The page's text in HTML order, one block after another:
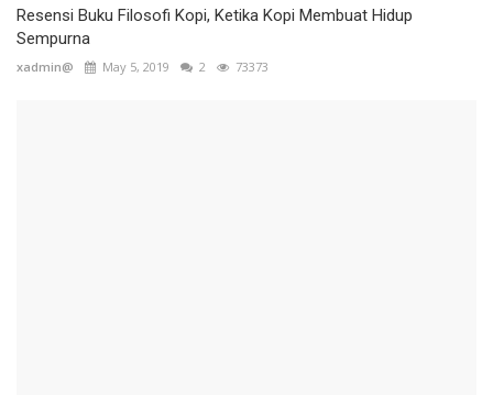
Resensi Buku Filosofi Kopi, Ketika Kopi Membuat Hidup
Sempurna
xadmin@ May 5, 2019 2 73373